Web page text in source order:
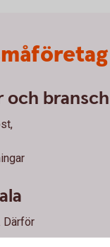
och bransch
Därför